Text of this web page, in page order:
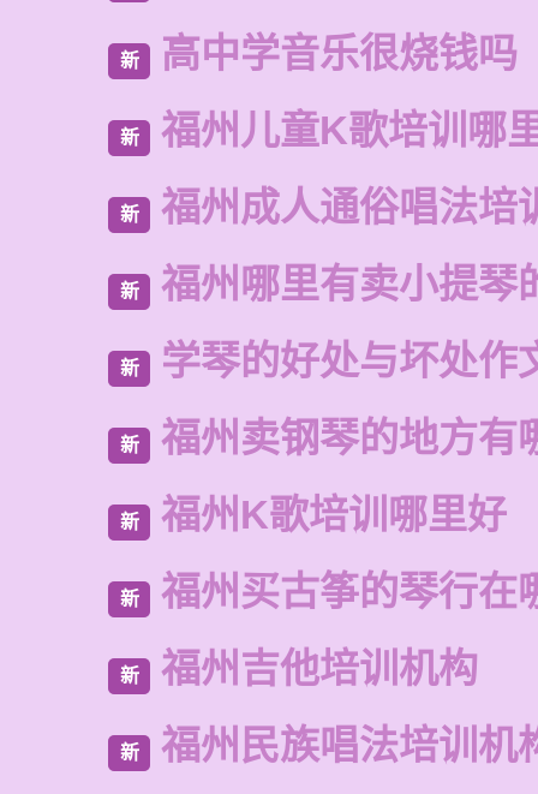
新 高中学音乐很烧钱吗
新 福州儿童K歌培训哪
新 福州成人通俗唱法培
新 福州哪里有卖小提琴
新 学琴的好处与坏处作
新 福州卖钢琴的地方有
新 福州K歌培训哪里好
新 福州买古筝的琴行在
新 福州吉他培训机构
新 福州民族唱法培训机